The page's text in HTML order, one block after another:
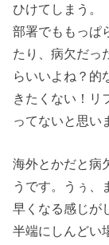
ひけてしまう。
部署でももっぱ
たり、病欠だっ
らいいよね？的
きたくない！リ
ってないと思い
海外とかだと病
うです。うぅ、
早くなる感じが
半端にしんどい